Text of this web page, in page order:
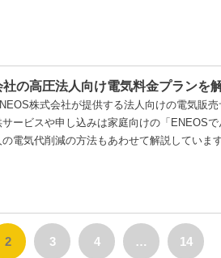
社の高圧法人向け電気料金プランを
株式会社が提供する法人向けの電気販
ービスや申し込みは家庭向けの「ENEOS
電気代削減の方法もあわせて解説しています
2 3 4 … 14